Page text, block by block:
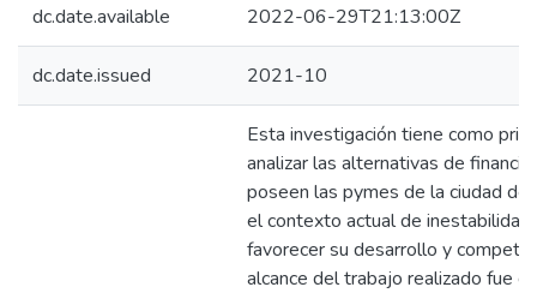
dc.date.available 2022-06-29T21:13:00Z
dc.date.issued 2021-10
Esta investigación tiene como
analizar las alternativas de
poseen las pymes de la ciudad de
el contexto actual de inestabilidad
favorecer su desarrollo y
alcance del trabajo realizado fue